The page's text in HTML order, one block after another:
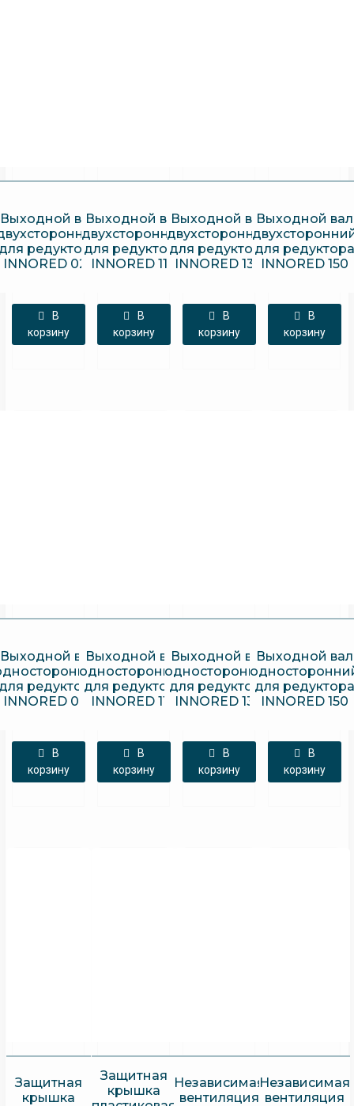
Выходной вал
редуктора
INNORED 025
В
корзину
Выходной вал
двухсторонний
для редуктора
INNORED 110
В
корзину
Выходной вал
двухсторонний
для редуктора
INNORED 130
В
корзину
Выходной вал
для редуктора
INNORED 150
В
корзину
Выходной вал
редуктора
INNORED 025
В
корзину
Выходной вал
односторонний
для редуктора
INNORED 110
В
корзину
Выходной вал
односторонний
для редуктора
INNORED 130
В
корзину
Выходной вал
для редуктора
INNORED 150
В
корзину
Защитная
крышка
Защитная
крышка
Независимая
вентиляция
Независимая
вентиляция